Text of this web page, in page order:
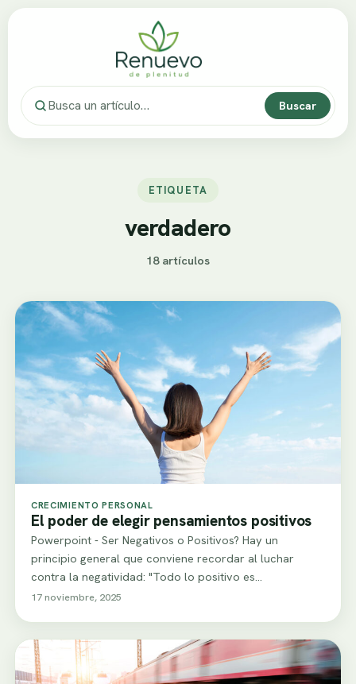
Buscar
ETIQUETA
verdadero
18 artículos
CRECIMIENTO PERSONAL
El poder de elegir pensamientos positivos
Powerpoint - Ser Negativos o Positivos? Hay un
principio general que conviene recordar al luchar
contra la negatividad: "Todo lo positivo es…
17 noviembre, 2025